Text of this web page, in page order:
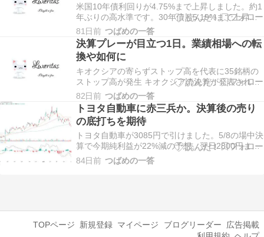
米国10年債利回りが4.75%まで上昇しました。約1
年ぶりの高水準です。30年債も5.19%まで上昇し
ています。 背景はインフレ再燃と利下げ期待の剥
落ということらしいです。むしろ利上げを織り込
んでいく状態とのこと。原油も$104まで戻してい
ます。 日本の10年債利回りも2.8%…
81日前 つばめの一答
決算プレーが目立つ1日。業績相場への転
換や如何に
キオクシアの寄らずストップ高を代表に35銘柄の
ストップ高が発生 キオクシアの決算が発表され、
株価は寄らずのストップ高へ。+7,000円(15.75%)
の 51,450円 となりました。前回、前々回の
NVIDIAのように良い決算でも期待が大きく売られ
ることが多い中、キオクシアは…
82日前 つばめの一答
トヨタ自動車に赤三兵か。決算後の売り
の底打ちを期待
トヨタ自動車が3085円で引けました。5/8の場中決
算で今期純利益が22%減の予想。翌日2800円まで
売り込まれていました。トランプ関税・中東不安
からの減益予想。また、原価高騰などの理由によ
84日前 つばめの一答
TOPページ 新規登録 マイページ ブログリーダー
広告掲載